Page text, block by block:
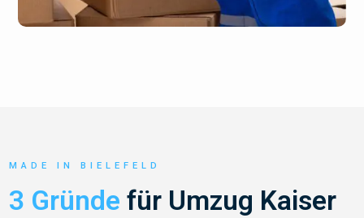
MADE IN BIELEFELD
3 Gründe für Umzug Kaiser